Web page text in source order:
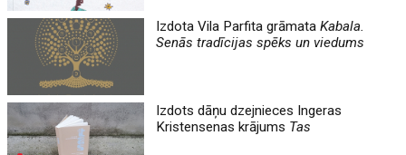
Izdota Vila Parfita grāmataKabala.
Senās tradīcijas spēks un viedums
Izdots dāņu dzejnieces Ingeras
Kristensenas krājums Tas